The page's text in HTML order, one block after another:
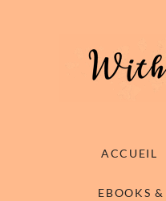
ACCUEIL
EBOOKS